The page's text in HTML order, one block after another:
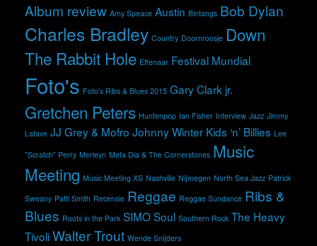
Album review Amy Speace Austin Bintangs Bob Dylan
Charles Bradley Country Doornroosje Down
The Rabbit Hole Effenaar Festival Mundial
Foto's Foto's Ribs & Blues 2015 Gary Clark jr.
Gretchen Peters Huntenpop Ian Fisher Interview Jazz Jimmy
Lafave JJ Grey & Mofro Johnny Winter Kids ‘n’ Billies Lee
"Scratch" Perry Merleyn Meta Dia & The Cornerstones Music
Meeting Music Meeting XS Nashville Nijmegen North Sea Jazz Patrick
Sweany Patti Smith Recensie Reggae Reggae Sundance Ribs &
Blues Roots in the Park SIMOSoul Southern Rock The Heavy
TivoliWalter Trout Wende Snijders